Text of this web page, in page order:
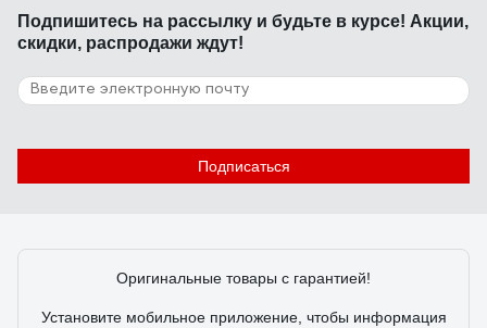
Подпишитесь на рассылку и будьте в курсе! Акции,
скидки, распродажи ждут!
Подписаться
Оригинальные товары с гарантией!
Установите мобильное приложение, чтобы информация